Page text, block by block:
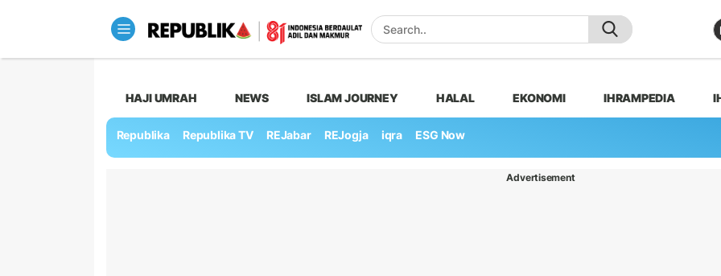
HAJI UMRAH NEWS ISLAM JOURNEY HALAL EKONOMI IHRAMPEDIA
Republika Republika TV REJabar REJogja iqra ESG Now
Advertisement